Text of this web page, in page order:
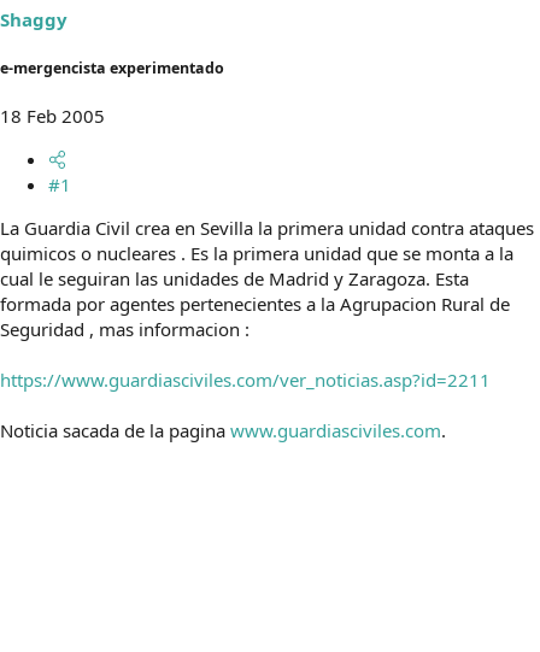
r
d
l
e
a
i
Shaggy
e-mergencista experimentado
18 Feb 2005
#1
La Guardia Civil crea en Sevilla la primera unidad contra ataques
quimicos o nucleares . Es la primera unidad que se monta a la
cual le seguiran las unidades de Madrid y Zaragoza. Esta
formada por agentes pertenecientes a la Agrupacion Rural de
Seguridad , mas informacion :
https://www.guardiasciviles.com/ver_noticias.asp?id=2211
Noticia sacada de la pagina www.guardiasciviles.com.